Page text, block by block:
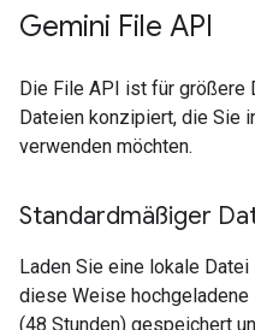
Gemini File API
Die File API ist für größere
Dateien konzipiert, die Sie
verwenden möchten.
Standardmäßiger
Laden Sie eine lokale
diese Weise
(48 Stunden) gespeichert